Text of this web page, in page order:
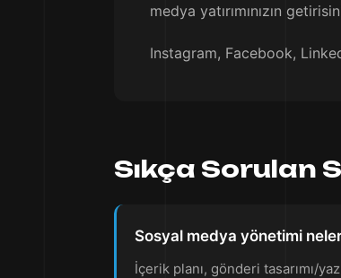
medya yatırımınızın
Instagram, Facebook,
Sıkça Sorulan
Sosyal medya yönetimi
İçerik planı, gönderi tasarımı/